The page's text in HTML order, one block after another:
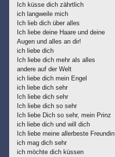
Ich küsse dich zährtlich
ich langweile mich
Ich lieb dich über alles
Ich liebe deine Haare und deine
Augen und alles an dir!
ich liebe dich
Ich liebe dich mehr als alles
andere auf der Welt
ich liebe dich mein Engel
ich liebe dich sehr
Ich liebe dich sehr
Ich liebe dich so sehr
Ich liebe Dich so sehr, mein Prinz
ich liebe dich und will dich
Ich liebe meine allerbeste Freundin
ich mag dich sehr
ich möchte dich küssen